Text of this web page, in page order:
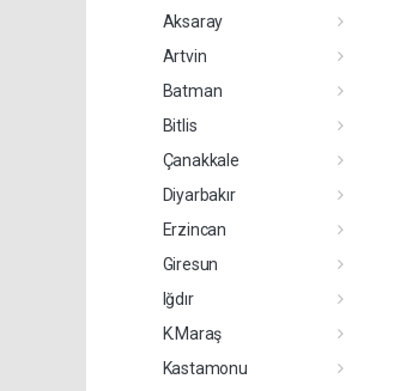
Aksaray
Artvin
Batman
Bitlis
Çanakkale
Diyarbakır
Erzincan
Giresun
Iğdır
K.Maraş
Kastamonu